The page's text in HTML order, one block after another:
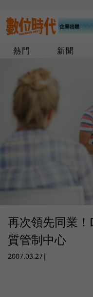
熱門 新聞
再次領先同業
質管制中心
2007.03.27|